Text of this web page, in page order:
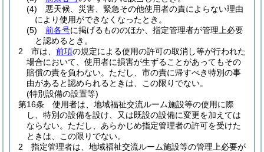
(4)
悪天候、災害、緊急その他使用者の責によらない理由
により使用ができなくなったとき。
(5)
前各号に掲げるもののほか、指定管理者が管理上必要
と認めるとき。
2
市は、 前項の規定による使用の許可の取消し等が行われた
場合において、使用者に損害が生ずることがあってもその
賠償の責を負わない。 ただし、市の責に帰すべき特別の事
由があると認められるときは、この限りでない。
(特別設備の設置等)
第16条
使用者は、地域福祉交流ルーム施設等の使用に際
し、特別の設備を設け、又は既設の設備に変更を加えては
ならない。 ただし、あらかじめ指定管理者の許可を受けた
ときは、この限りでない。
2
指定管理者は、地域福祉交流ルーム施設等の管理上必要が